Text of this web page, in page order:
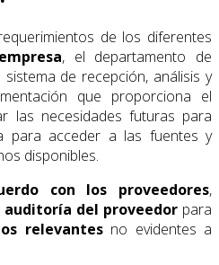
de los diferentes
, el departamento de
de recepción, análisis y
que proporciona el
las necesidades futuras para
para acceder a las fuentes y
disponibles.
con los proveedores,
auditoría del proveedor para
relevantesno evidentes a